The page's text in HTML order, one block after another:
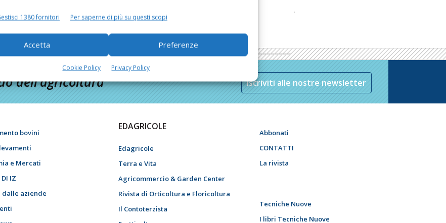
1380 fornitori Per saperne di più su questi scopi
Accetta Preferenze
Cookie Policy Privacy Policy
dell’agricoltura Iscriviti alle nostre newsletter
bovini
e Mercati
DI IZ
dalle aziende
EDAGRICOLE
Edagricole
Terra e Vita
Agricommercio & Garden Center
Rivista di Orticoltura e Floricoltura
Il Contoterzista
Abbonati
CONTATTI
La rivista
Tecniche Nuove
I libri Tecniche Nuove